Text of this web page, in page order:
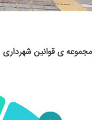
مجموعه ی قوانین شهرداری